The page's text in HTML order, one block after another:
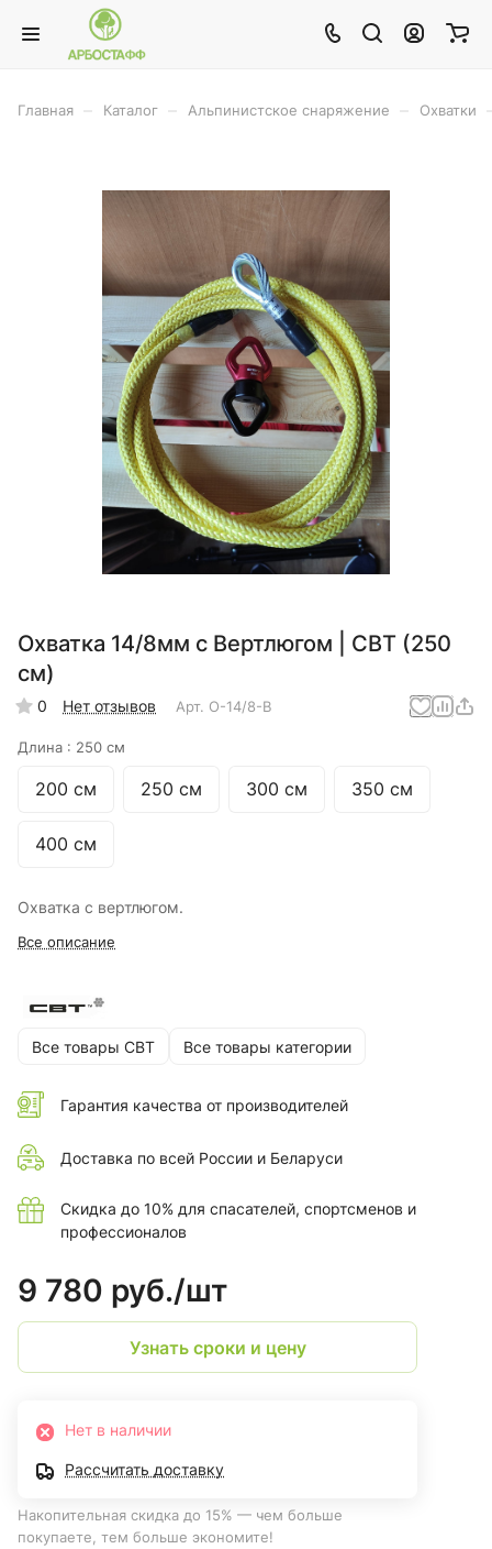
Главная Каталог Альпинистское снаряжение Охватки
Охватка 14/8мм с Вертлюгом | СВТ (250
см)
0 Нет отзывов Арт. О-14/8-В
Длина : 250 см
200 см 250 см 300 см 350 см
400 см
Охватка с вертлюгом.
Все описание
Все товары СВТ Все товары категории
Гарантия качества от производителей
Доставка по всей России и Беларуси
Скидка до 10% для спасателей, спортсменов и
профессионалов
9 780 руб./шт
Узнать сроки и цену
Нет в наличии
Рассчитать доставку
Накопительная скидка до 15% — чем больше
покупаете, тем больше экономите!